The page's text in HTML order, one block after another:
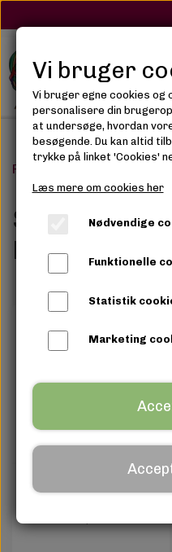
Forside
Ser Mulher
Extensions
Vi bruger
Vi bruger egne cookies
personalisere din
at undersøge, hvordan
besøgende. Du kan altid
trykke på linket 'Cookies'
Læs mere om cookies her
Nødvendige
Funktionelle
Statistik
Marketing